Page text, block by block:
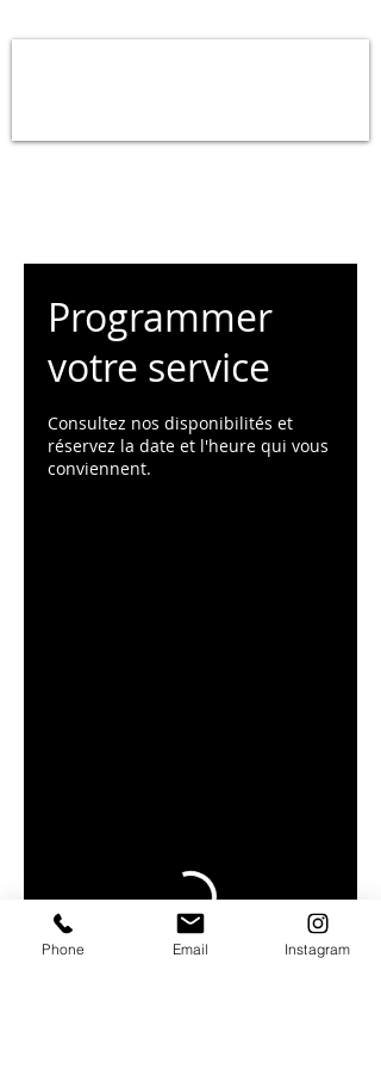
Programmer
votre service
Consultez nos disponibilités et
réservez la date et l'heure qui vous
conviennent.
Phone Email Instagram